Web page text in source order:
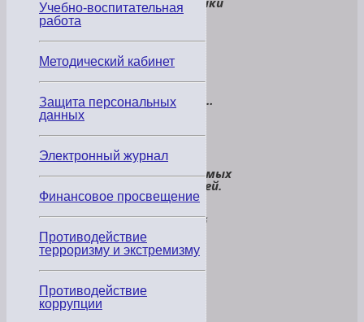
важно
И
проще
то
мудрей…
А
звучат
честь
Уважаемых
учителей.
В
горький
час,
В
самый
Учебно-воспитательная
работа
Методический кабинет
Защита персональных
данных
Электронный журнал
Финансовое просвещение
Противодействие
терроризму и экстремизму
Противодействие
коррупции